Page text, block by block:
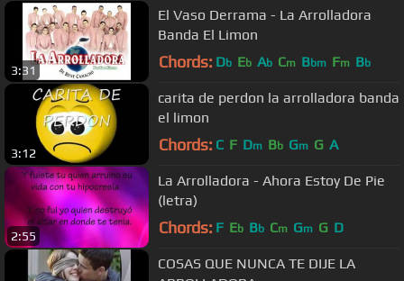
3:31
El Vaso Derrama - La Arrolladora
Banda El Limon
Chords: Db Eb Ab Cm Bbm Fm Bb
3:12
carita de perdon la arrolladora banda
el limon
Chords: C F Dm Bb Gm G A
2:55
La Arrolladora - Ahora Estoy De Pie
(letra)
Chords: F Eb Bb Cm Gm G D
COSAS QUE NUNCA TE DIJE LA